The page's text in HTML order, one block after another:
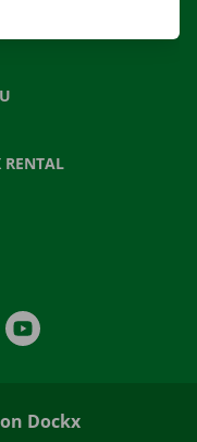
RENTAL
LinkedIn
Dockx